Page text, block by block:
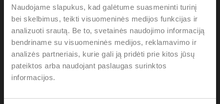
Naudojame slapukus, kad galėtume suasmeninti turinį
bei skelbimus, teikti visuomeninės medijos funkcijas ir
analizuoti srautą. Be to, svetainės naudojimo informaciją
bendriname su visuomeninės medijos, reklamavimo ir
analizės partneriais, kurie gali ją pridėti prie kitos jūsų
pateiktos arba naudojant paslaugas surinktos
informacijos.
R-22PE-0UG
Sensor module thermal energy meter DN 40
Please contact your local Sales Representative for